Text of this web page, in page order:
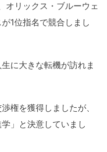
オリックス・ブルーウェ
1位指名で競合しまし
に大きな転機が訪れま
権を獲得しましたが、
」と決意していまし